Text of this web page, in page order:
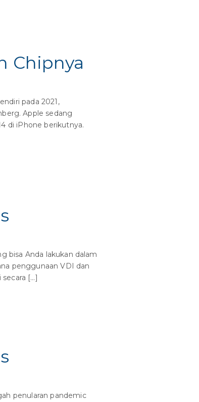
Chipnya
pada 2021,
Apple sedang
di iPhone berikutnya.
bisa Anda lakukan dalam
penggunaan VDI dan
[…]
penularan pandemic